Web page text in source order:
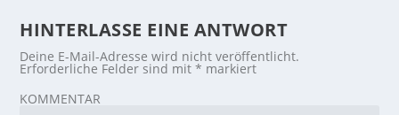
HINTERLASSE EINE ANTWORT
Deine E-Mail-Adresse wird nicht veröffentlicht.
Erforderliche Felder sind mit* markiert
KOMMENTAR